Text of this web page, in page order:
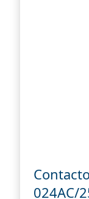
024AC/